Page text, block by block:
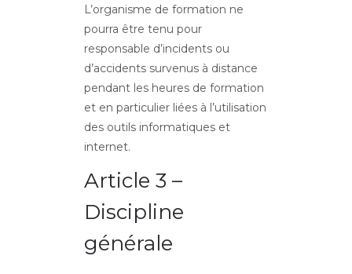
L’organisme de formation ne
pourra être tenu pour
responsable d’incidents ou
d’accidents survenus à distance
pendant les heures de formation
et en particulier liées à l’utilisation
des outils informatiques et
internet.
Article 3 –
Discipline
générale